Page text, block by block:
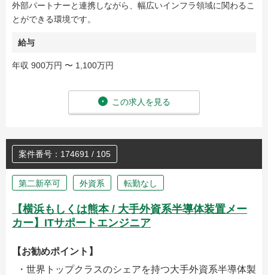
外部パートナーと連携しながら、幅広いインフラ領域に関わるこ
とができる環境です。
給与
年収 900万円 〜 1,100万円
この求人を見る
案件番号：174691 / 105
第二新卒可 外資系 転勤なし
【横浜もしくは熊本 / 大手外資系半導体装置メー
カー】ITサポートエンジニア
【お勧めポイント】
・世界トップクラスのシェアを持つ大手外資系半導体製